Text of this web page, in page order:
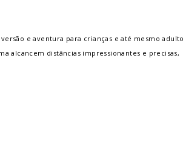
e aventura para crianças e até mesmo
alcancem distâncias impressionantes e precisas,